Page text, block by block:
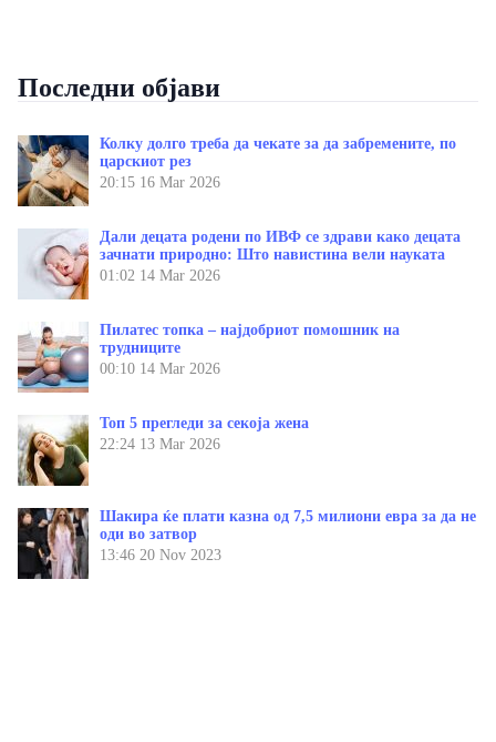
Последни објави
Колку долго треба да чекате за да забремените, по
царскиот рез
20:15 16 Mar 2026
Дали децата родени по ИВФ се здрави како децата
зачнати природно: Што навистина вели науката
01:02 14 Mar 2026
Пилатес топка – најдобриот помошник на
трудниците
00:10 14 Mar 2026
Топ 5 прегледи за секоја жена
22:24 13 Mar 2026
Шакира ќе плати казна од 7,5 милиони евра за да не
оди во затвор
13:46 20 Nov 2023